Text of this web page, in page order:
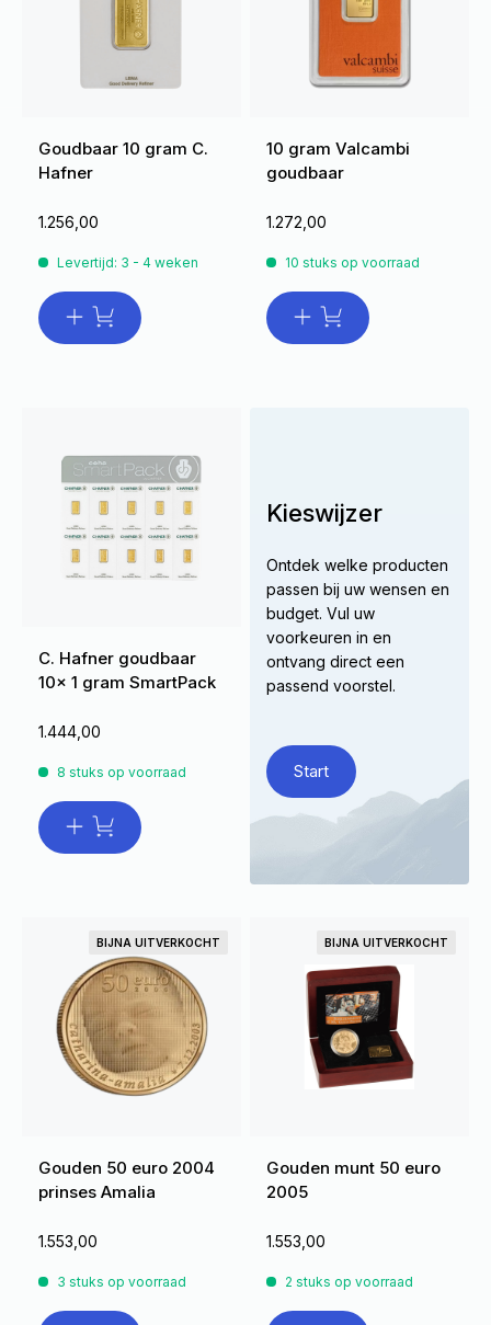
Goudbaar 10 gram C.
Hafner
1.256,00
Levertijd: 3 - 4 weken
10 gram Valcambi
goudbaar
1.272,00
10 stuks op voorraad
C. Hafner goudbaar
10x 1 gram SmartPack
1.444,00
8 stuks op voorraad
Kieswijzer
Ontdek welke producten
passen bij uw wensen en
budget. Vul uw
voorkeuren in en
ontvang direct een
passend voorstel.
Start
BIJNA UITVERKOCHT
Gouden 50 euro 2004
prinses Amalia
1.553,00
3 stuks op voorraad
BIJNA UITVERKOCHT
Gouden munt 50 euro
2005
1.553,00
2 stuks op voorraad